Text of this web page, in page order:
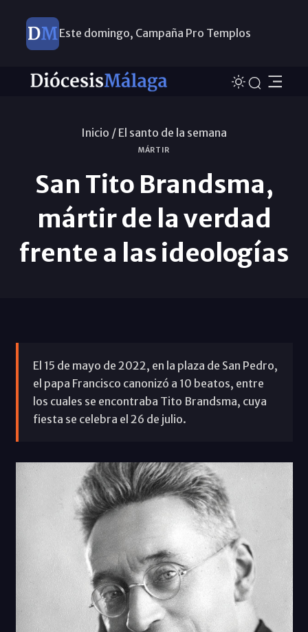
Este domingo, Campaña Pro Templos
Inicio / El santo de la semana
MÁRTIR
San Tito Brandsma,
mártir de la verdad
frente a las ideologías
El 15 de mayo de 2022, en la plaza de San Pedro,
el papa Francisco canonizó a 10 beatos, entre
los cuales se encontraba Tito Brandsma, cuya
fiesta se celebra el 26 de julio.